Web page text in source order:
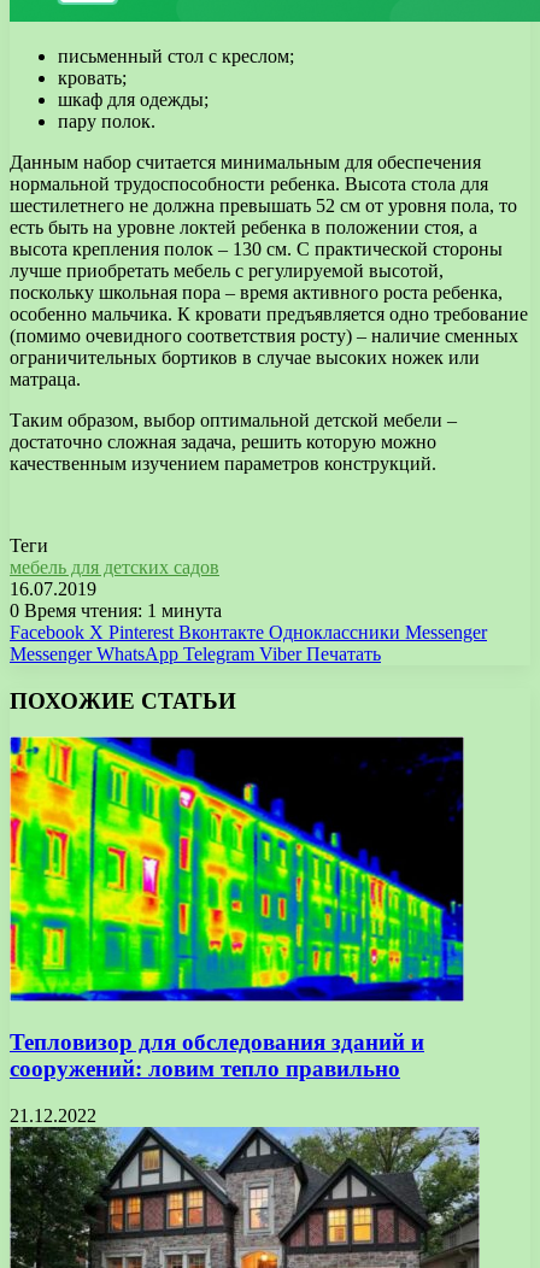
письменный стол с креслом;
кровать;
шкаф для одежды;
пару полок.
Данным набор считается минимальным для обеспечения
нормальной трудоспособности ребенка. Высота стола для
шестилетнего не должна превышать 52 см от уровня пола, то
есть быть на уровне локтей ребенка в положении стоя, а
высота крепления полок – 130 см. С практической стороны
лучше приобретать мебель с регулируемой высотой,
поскольку школьная пора – время активного роста ребенка,
особенно мальчика. К кровати предъявляется одно требование
(помимо очевидного соответствия росту) – наличие сменных
ограничительных бортиков в случае высоких ножек или
матраца.
Таким образом, выбор оптимальной детской мебели –
достаточно сложная задача, решить которую можно
качественным изучением параметров конструкций.
Теги
мебель для детских садов
16.07.2019
0 Время чтения: 1 минута
Facebook X Pinterest Вконтакте Одноклассники Messenger
Messenger WhatsApp Telegram Viber Печатать
ПОХОЖИЕ СТАТЬИ
Тепловизор для обследования зданий и
сооружений: ловим тепло правильно
21.12.2022